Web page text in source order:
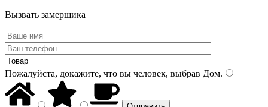
Вызвать замерщика
Пожалуйста, докажите, что вы человек, выбрав Дом.